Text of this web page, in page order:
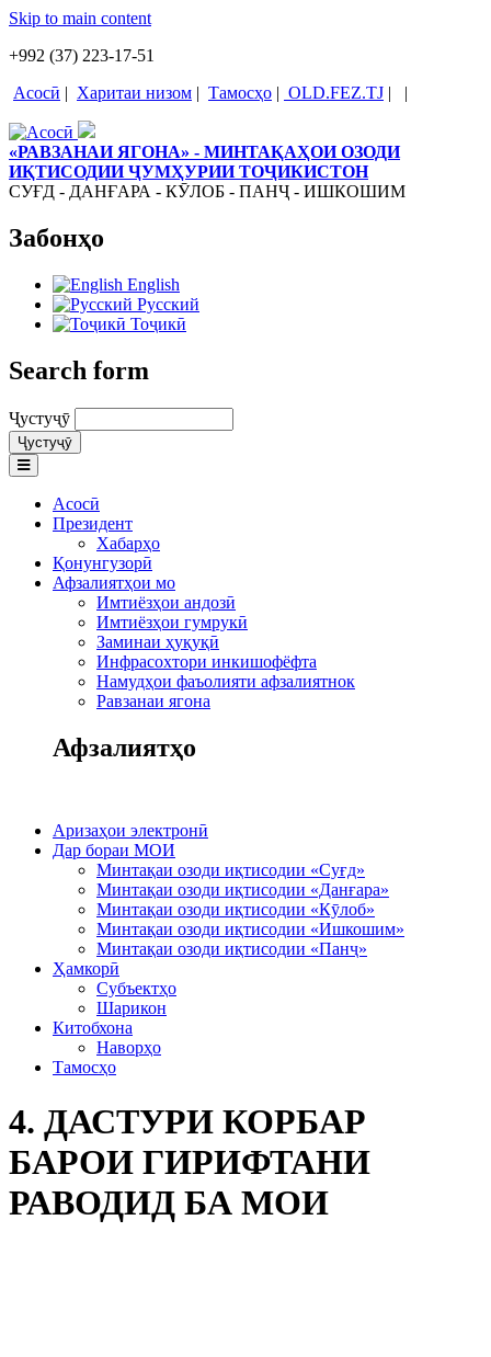
Skip to main content
+992 (37) 223-17-51
Асосӣ | Харитаи низом | Тамосҳо | OLD.FEZ.TJ | |
«РАВЗАНАИ ЯГОНА» - МИНТАҚАҲОИ ОЗОДИ
ИҚТИСОДИИ ҶУМҲУРИИ ТОҶИКИСТОН
СУҒД - ДАНҒАРА - КӮЛОБ - ПАНҶ - ИШКОШИМ
Забонҳо
English
Русский
Тоҷикӣ
Search form
Ҷустуҷӯ
Асосӣ
Президент
Хабарҳо
Қонунгузорӣ
Афзалиятҳои мо
Имтиёзҳои андозӣ
Имтиёзҳои гумрукӣ
Заминаи ҳуқуқӣ
Инфрасохтори инкишофёфта
Намудҳои фаъолияти афзалиятнок
Равзанаи ягона
Афзалиятҳо
Аризаҳои электронӣ
Дар бораи МОИ
Минтақаи озоди иқтисодии «Суғд»
Минтақаи озоди иқтисодии «Данғара»
Минтақаи озоди иқтисодии «Кӯлоб»
Минтақаи озоди иқтисодии «Ишкошим»
Минтақаи озоди иқтисодии «Панҷ»
Ҳамкорӣ
Субъектҳо
Шарикон
Китобхона
Наворҳо
Тамосҳо
4. ДАСТУРИ КОРБАР
БАРОИ ГИРИФТАНИ
РАВОДИД БА МОИ